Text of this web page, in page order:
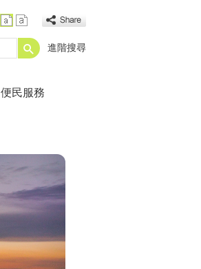
搜
進階搜尋
便民服務